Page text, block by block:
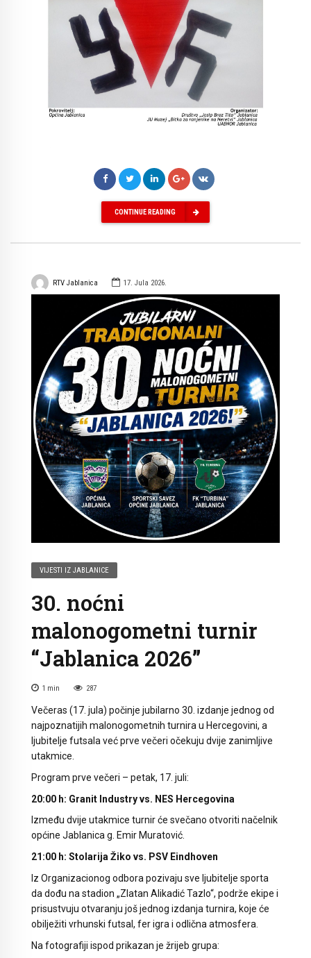
CONTINUE READING
RTV Jablanica 17. Jula 2026.
VIJESTI IZ JABLANICE
30. noćni
malonogometni turnir
“Jablanica 2026”
1 min 287
Večeras (17. jula) počinje jubilarno 30. izdanje jednog od
najpoznatijih malonogometnih turnira u Hercegovini, a
ljubitelje futsala već prve večeri očekuju dvije zanimljive
utakmice.
Program prve večeri – petak, 17. juli:
20:00 h: Granit Industry vs. NES Hercegovina
Između dvije utakmice turnir će svečano otvoriti načelnik
općine Jablanica g. Emir Muratović.
21:00 h: Stolarija Žiko vs. PSV Eindhoven
Iz Organizacionog odbora pozivaju sve ljubitelje sporta
da dođu na stadion „Zlatan Alikadić Tazlo“, podrže ekipe i
prisustvuju otvaranju još jednog izdanja turnira, koje će
obilježiti vrhunski futsal, fer igra i odlična atmosfera.
Na fotografiji ispod prikazan je žrijeb grupa: